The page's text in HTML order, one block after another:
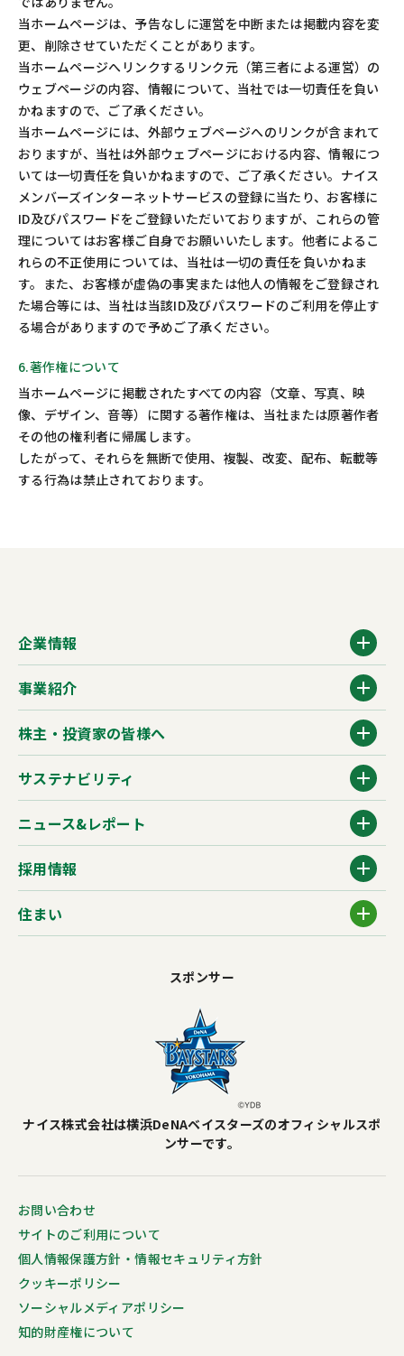
当ホームページは、予告なしに運営を中断または掲載内容を変
更、削除させていただくことがあります。
当ホームページへリンクするリンク元（第三者による運営）の
ウェブページの内容、情報について、当社では一切責任を負い
かねますので、ご了承ください。
当ホームページには、外部ウェブページへのリンクが含まれて
おりますが、当社は外部ウェブページにおける内容、情報につ
いては一切責任を負いかねますので、ご了承ください。ナイス
メンバーズインターネットサービスの登録に当たり、お客様に
ID及びパスワードをご登録いただいておりますが、これらの管
理についてはお客様ご自身でお願いいたします。他者によるこ
れらの不正使用については、当社は一切の責任を負いかねま
す。また、お客様が虚偽の事実または他人の情報をご登録され
た場合等には、当社は当該ID及びパスワードのご利用を停止す
る場合がありますので予めご了承ください。
6.著作権について
当ホームページに掲載されたすべての内容（文章、写真、映
像、デザイン、音等）に関する著作権は、当社または原著作者
その他の権利者に帰属します。
したがって、それらを無断で使用、複製、改変、配布、転載等
する行為は禁止されております。
スポンサー
ナイス株式会社は横浜DeNAベイスターズのオフィシャルスポ
ンサーです。
企業情報
事業紹介
株主・投資家の皆様へ
サステナビリティ
ニュース&レポート
採用情報
住まい
お問い合わせ
サイトのご利用について
個人情報保護方針・情報セキュリティ方針
クッキーポリシー
ソーシャルメディアポリシー
知的財産権について